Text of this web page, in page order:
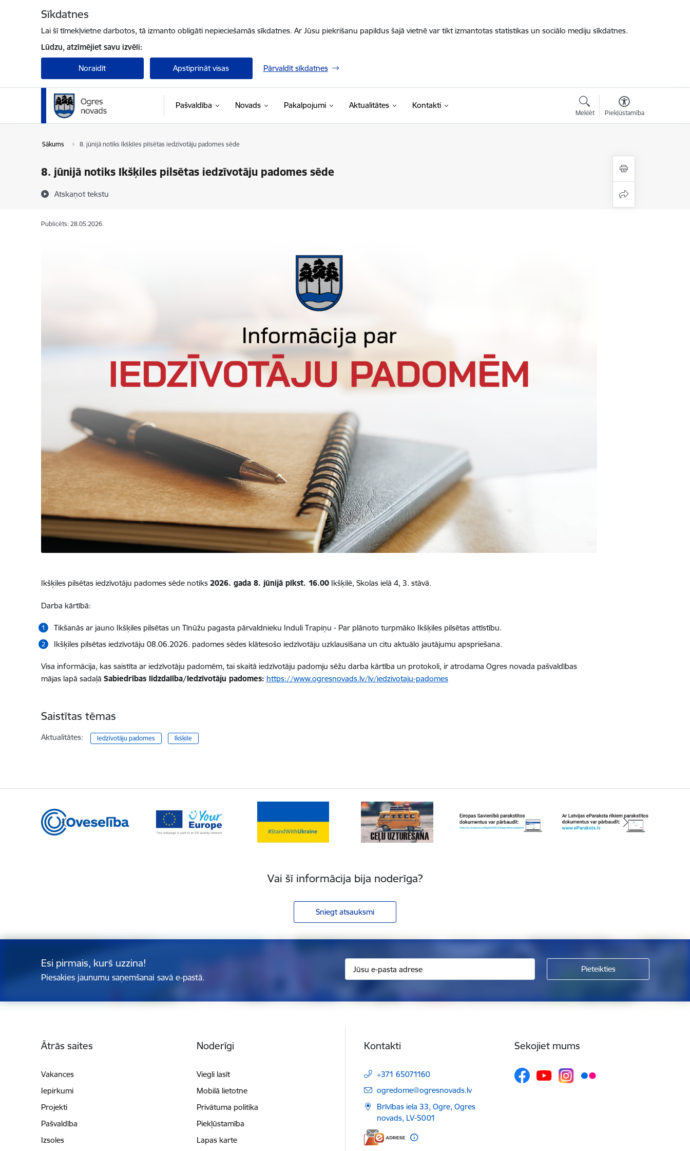
Sīkdatnes
Lai šī tīmekļvietne darbotos, tā izmanto obligāti nepieciešamās sīkdatnes. Ar Jūsu piekrišanu papildus šajā vietnē var tikt izmantotas statistikas un sociālo mediju sīkdatnes.
Lūdzu, atzīmējiet savu izvēli:
Noraidīt Apstiprināt visas Pārvaldīt sīkdatnes
Pašvaldība Novads Pakalpojumi Aktualitātes Kontakti
Meklēt Piekļūstamība
Sākums 8. jūnijā notiks Ikšķiles pilsētas iedzīvotāju padomes sēde
8. jūnijā notiks Ikšķiles pilsētas iedzīvotāju padomes sēde
Atskaņot tekstu
Publicēts: 28.05.2026.
Ikšķiles pilsētas iedzīvotāju padomes sēde notiks 2026. gada 8. jūnijā plkst. 16.00Ikšķilē, Skolas ielā 4, 3. stāvā.
Darba kārtībā:
Tikšanās ar jauno Ikšķiles pilsētas un Tīnūžu pagasta pārvaldnieku Induli Trapiņu - Par plānoto turpmāko Ikšķiles pilsētas attīstību.
Ikšķiles pilsētas iedzīvotāju 08.06.2026. padomes sēdes klātesošo iedzīvotāju uzklausīšana un citu aktuālo jautājumu apspriešana.
Visa informācija, kas saistīta ar iedzīvotāju padomēm, tai skaitā iedzīvotāju padomju sēžu darba kārtība un protokoli, ir atrodama Ogres novada pašvaldības
mājas lapā sadaļā Sabiedrības līdzdalība/Iedzīvotāju padomes: https://www.ogresnovads.lv/lv/iedzivotaju-padomes
Saistītas tēmas
Aktualitātes: Iedzīvotāju padomes Ikšķile
Vai šī informācija bija noderīga?
Sniegt atsauksmi
Esi pirmais, kurš uzzina!
Piesakies jaunumu saņemšanai savā e-pastā.
Ātrās saites
Vakances
Iepirkumi
Projekti
Pašvaldība
Izsoles
Noderīgi
Viegli lasīt
Mobilā lietotne
Privātuma politika
Piekļūstamība
Lapas karte
Kontakti
+371 65071160
E-pasts:
ogredome@ogresnovads.lv
Brīvības iela 33, Ogre, Ogres
novads, LV-5001
Sekojiet mums